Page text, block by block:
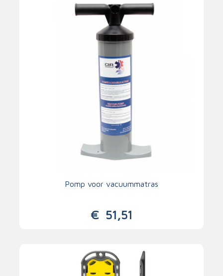
Pomp voor vacuummatras
€ 51,51